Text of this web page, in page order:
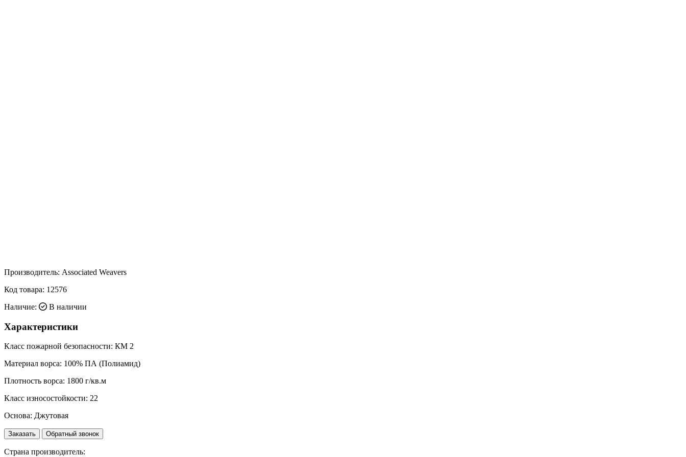
Производитель: Associated Weavers
Код товара: 12576
Наличие:
В наличии
Характеристики
Класс пожарной безопасности: КМ 2
Материал ворса: 100% ПА (Полиамид)
Плотность ворса: 1800 г/кв.м
Класс износостойкости: 22
Основа: Джутовая
Заказать Обратный звонок
Страна производитель: